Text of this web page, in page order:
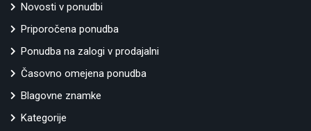
Novosti v ponudbi
Priporočena ponudba
Ponudba na zalogi v prodajalni
Časovno omejena ponudba
Blagovne znamke
Kategorije